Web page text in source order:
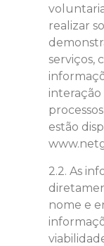
realizar
serviços,
interação
estão
2.2. As
nome e